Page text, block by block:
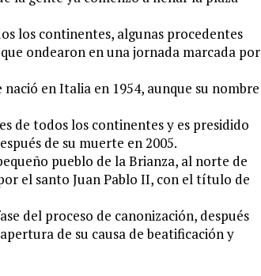
los continentes, algunas procedentes
ondearon en una jornada marcada por
en Italia en 1954, aunque su nombre
de todos los continentes y es presidido
de su muerte en 2005.
pueblo de la Brianza, al norte de
el santo Juan Pablo II, con el título de
del proceso de canonización, después
de su causa de beatificación y